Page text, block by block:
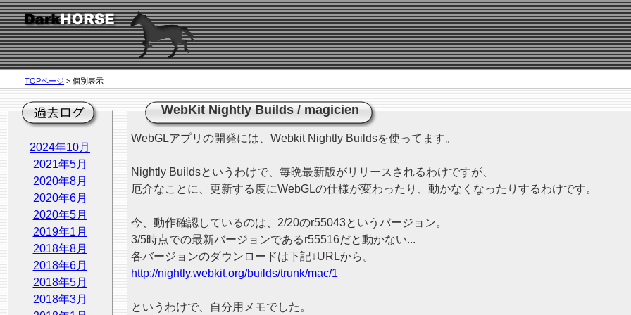
TOPページ > 個別表示
2024年10月
2021年5月
2020年8月
2020年6月
2020年5月
2019年1月
2018年8月
2018年6月
2018年5月
2018年3月
WebKit Nightly Builds/magicien
WebGLアプリの開発には、Webkit Nightly Buildsを使ってます。
Nightly Buildsというわけで、毎晩最新版がリリースされるわけですが、
厄介なことに、更新する度にWebGLの仕様が変わったり、動かなくなったりするわけです。
今、動作確認しているのは、2/20のr55043というバージョン。
3/5時点での最新バージョンであるr55516だと動かない...
各バージョンのダウンロードは下記↓URLから。
http://nightly.webkit.org/builds/trunk/mac/1
というわけで、自分用メモでした。